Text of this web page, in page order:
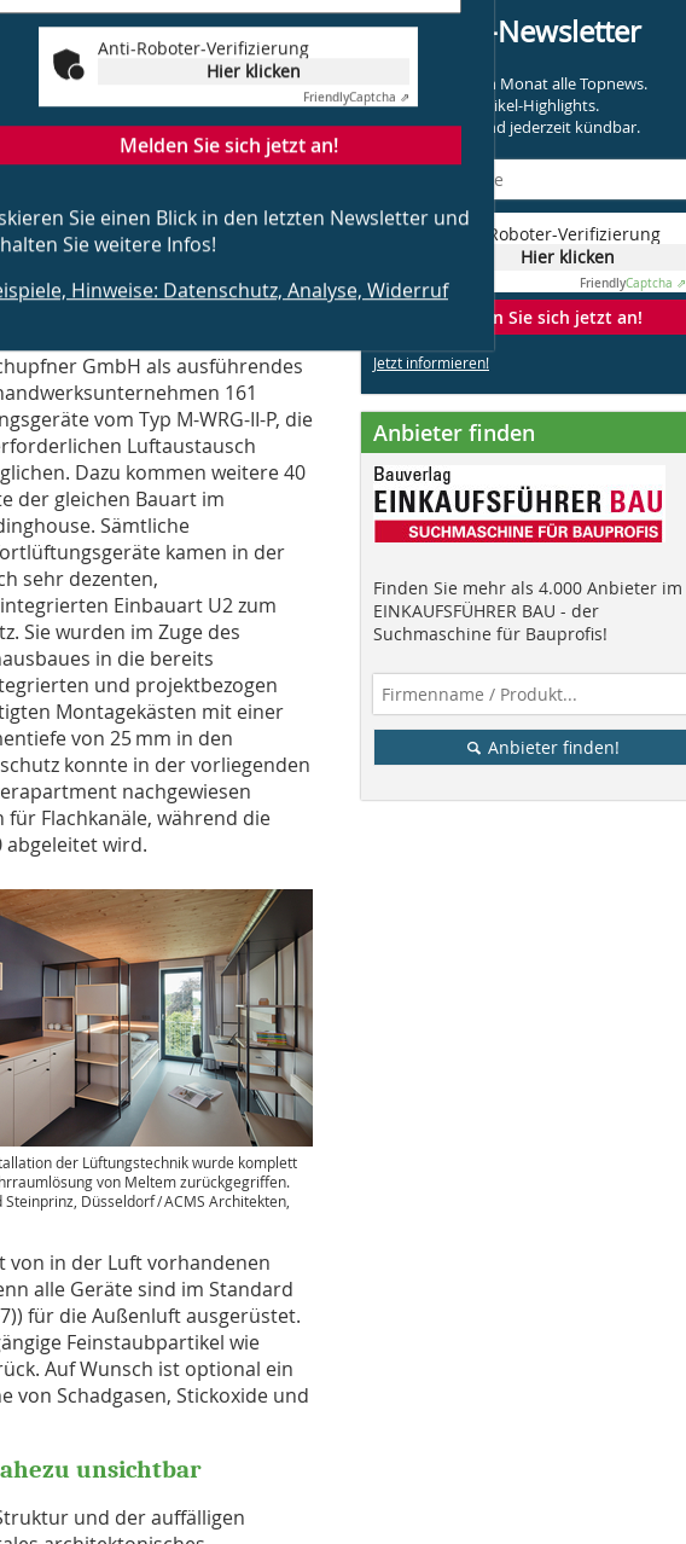
Teil des Konzepts
GmbH geplanten
Die
genutzt. Der Vorteil
Luftaustausch,
werden. In diesem Fall
Meltem
eingesetzt wurde. Mithilfe
DIN 18017-3) die Abluft
versorgt.
drei Gebäuden A bis C installierte
GmbH als ausführendes
161
vom Typ M-WRG-II-P, die
Luftaustausch
Dazu kommen weitere 40
der gleichen Bauart im
Sämtliche
kamen in der
sehr dezenten,
Einbauart U2 zum
Sie wurden im Zuge des
in die bereits
und projektbezogen
Montagekästen mit einer
von 25 mm in den
konnte in der vorliegenden
nachgewiesen
Flachkanäle, während die
wird.
der Lüftungstechnik wurde komplett
von Meltem zurückgegriffen.
Steinprinz, Düsseldorf / ACMS Architekten,
in der Luft vorhandenen
alle Geräte sind im Standard
für die Außenluft ausgerüstet.
Feinstaubpartikel wie
Auf Wunsch ist optional ein
von Schadgasen, Stickoxide und
unsichtbar
und der auffälligen
Anti-Roboter-Verifizierung
Hier klicken
FriendlyCaptcha ⇗
Melden Sie sich jetzt an!
Sie einen Blick in den letzten Newsletter und
Sie weitere Infos!
Hinweise: Datenschutz, Analyse, Widerruf
tab-Newsletter
✓ Mehrmals im Monat alle Topnews.
✓ Exklusive Artikel-Highlights.
✓ Kostenlos und jederzeit kündbar.
Anti-Roboter-Verifizierung
Hier klicken
FriendlyCaptcha ⇗
Melden Sie sich jetzt an!
Jetzt informieren!
Anbieter finden
Finden Sie mehr als 4.000 Anbieter im
EINKAUFSFÜHRER BAU - der
Suchmaschine für Bauprofis!
Anbieter finden!